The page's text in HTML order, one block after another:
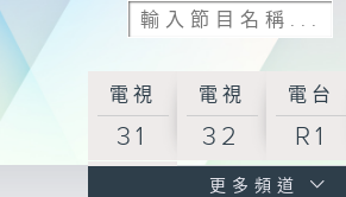
電視
31
電視
32
電台
R1
更多頻道